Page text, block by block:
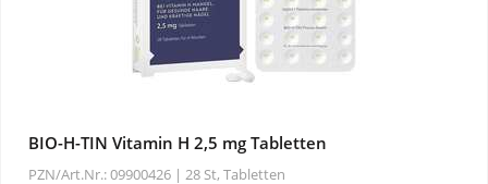
BIO-H-TIN Vitamin H 2,5 mg Tabletten
PZN/Art.Nr.: 09900426 | 28 St, Tabletten